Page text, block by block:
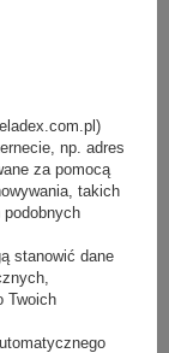
przytrzaśniętą
się
letniego
bezpieczeństwa
placówki,
producentów,
przy
np. adres
za pomocą
takich
stanowić dane
Twoich